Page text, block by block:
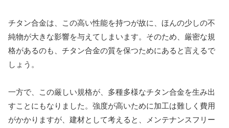
チタン合金は、この高い性能を持つが故に、ほんの少しの不
純物が大きな影響を与えてしまいます。そのため、厳密な規
格があるのも、チタン合金の質を保つためにあると言えるで
しょう。
一方で、この厳しい規格が、多種多様なチタン合金を生み出
すことにもなりました。強度が高いために加工は難しく費用
がかかりますが、建材として考えると、メンテナンスフリー